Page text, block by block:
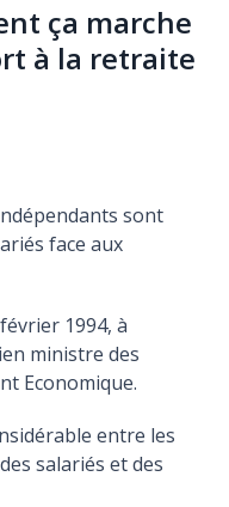
ça marche
à la retraite
sont
face aux
1994, à
ministre des
Economique.
entre les
salariés et des